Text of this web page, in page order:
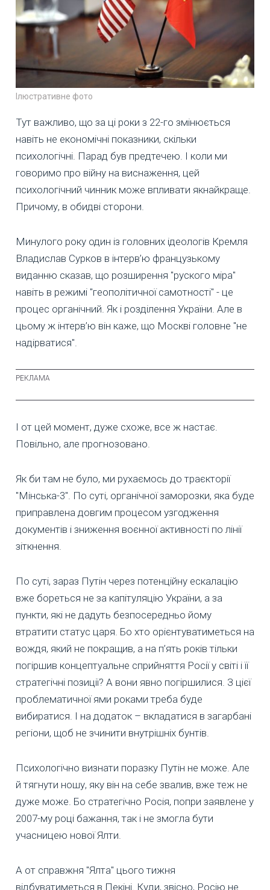
Ілюстративне фото
Тут важливо, що за ці роки з 22-го змінюється
навіть не економічні показники, скільки
психологічні. Парад був предтечею. І коли ми
говоримо про війну на виснаження, цей
психологічний чинник може впливати якнайкраще.
Причому, в обидві сторони.
Минулого року один із головних ідеологів Кремля
Владислав Сурков в інтерв’ю французькому
виданню сказав, що розширення "руского міра"
навіть в режимі "геополітичної самотності" - це
процес органічний. Як і розділення України. Але в
цьому ж інтерв’ю він каже, що Москві головне "не
надірватися".
І от цей момент, дуже схоже, все ж настає.
Повільно, але прогнозовано.
Як би там не було, ми рухаємось до траєкторії
"Мінська-3". По суті, органічної заморозки, яка буде
приправлена довгим процесом узгодження
документів і зниження воєнної активності по лінії
зіткнення.
По суті, зараз Путін через потенційну ескалацію
вже бореться не за капітуляцію України, а за
пункти, які не дадуть безпосередньо йому
втратити статус царя. Бо хто орієнтуватиметься на
вождя, який не покращив, а на п’ять років тільки
погіршив концептуальне сприйняття Росії у світі і її
стратегічні позиції? А вони явно погіршилися. З цієї
проблематичної ями роками треба буде
вибиратися. І на додаток – вкладатися в загарбані
регіони, щоб не зчинити внутрішніх бунтів.
Психологічно визнати поразку Путін не може. Але
й тягнути ношу, яку він на себе звалив, вже теж не
дуже може. Бо стратегічно Росія, попри заявлене у
2007-му році бажання, так і не змогла бути
учасницею нової Ялти.
А от справжня "Ялта" цього тижня
відбуватиметься в Пекіні. Куди, звісно, Росію не